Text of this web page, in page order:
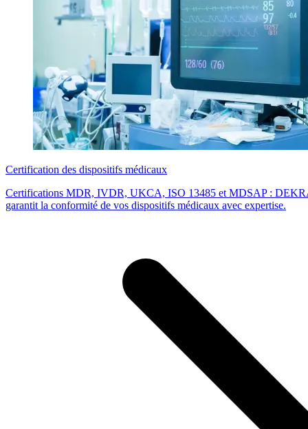
Certification des dispositifs médicaux
Certifications MDR, IVDR, UKCA, ISO 13485 et MDSAP :
garantit la conformité de vos dispositifs médicaux avec expertise.